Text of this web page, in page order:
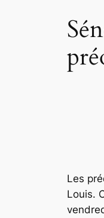
Les
Louis.